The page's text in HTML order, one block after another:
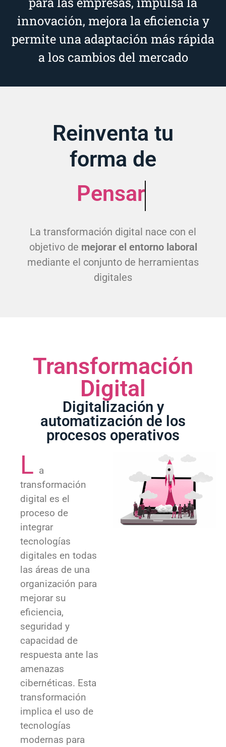
innovación, mejora la eficiencia y
permite una adaptación más rápida
a los cambios del mercado
Reinventa tu
forma de
Pensar
La transformación digital nace con el
objetivo de mejorar el entorno laboral
mediante el conjunto de herramientas
digitales
Transformación
Digital
Digitalización y
automatización de los
procesos operativos
L a
transformación
digital es el
proceso de
integrar
tecnologías
digitales en todas
las áreas de una
organización para
mejorar su
eficiencia,
seguridad y
capacidad de
respuesta ante las
amenazas
cibernéticas. Esta
transformación
implica el uso de
tecnologías
modernas para